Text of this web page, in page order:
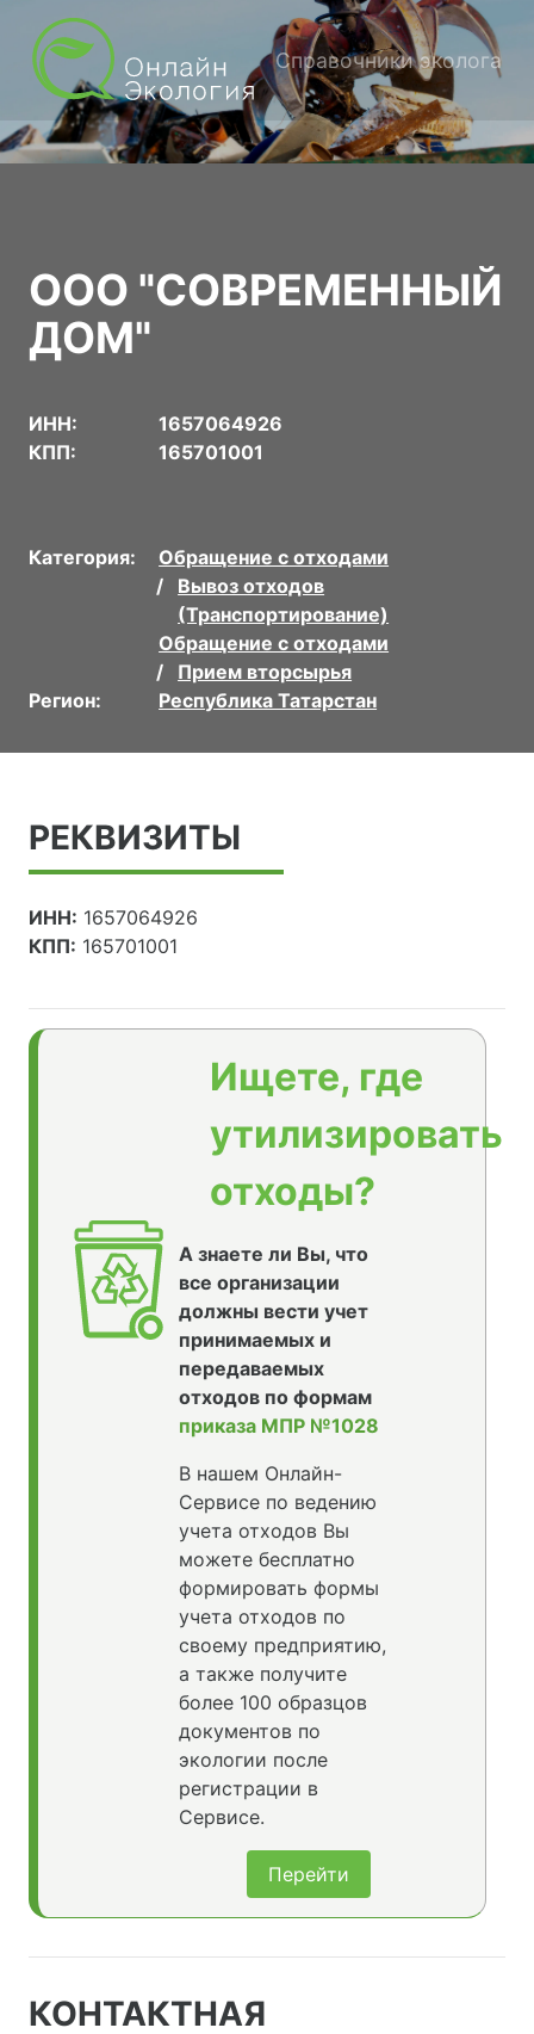
Справочники эколога
ООО "СОВРЕМЕННЫЙ
ДОМ"
ИНН:
1657064926
КПП:
165701001
Категория:
Обращение с отходами
Вывоз отходов
(Транспортирование)
Обращение с отходами
Прием вторсырья
Регион:
Республика Татарстан
РЕКВИЗИТЫ
ИНН: 1657064926
КПП: 165701001
Ищете, где
утилизировать
отходы?
А знаете ли Вы, что
все организации
должны вести учет
принимаемых и
передаваемых
отходов по формам
приказа МПР №1028
В нашем Онлайн-
Сервисе по ведению
учета отходов Вы
можете бесплатно
формировать формы
учета отходов по
своему предприятию,
а также получите
более 100 образцов
документов по
экологии после
регистрации в
Сервисе.
Перейти
КОНТАКТНАЯ